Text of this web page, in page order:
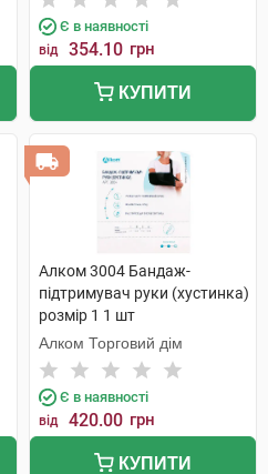
Є в наявності
від 354.10 грн
КУПИТИ
Алком 3004 Бандаж-
підтримувач руки (хустинка)
розмір 1 1 шт
Алком Торговий дім
Є в наявності
від 420.00 грн
КУПИТИ